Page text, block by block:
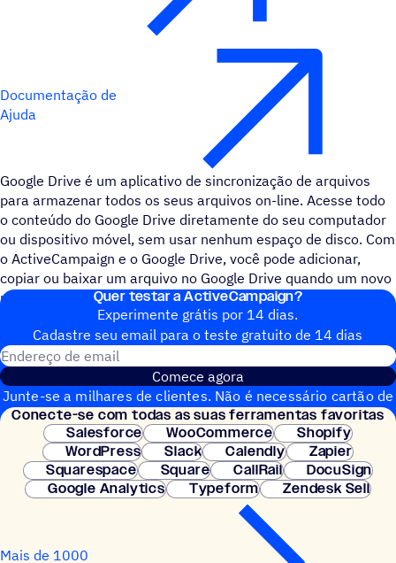
Documentação de
Ajuda
Google Drive é um aplicativo de sincronização de arquivos
para armazenar todos os seus arquivos on-line. Acesse todo
o conteúdo do Google Drive diretamente do seu computador
ou dispositivo móvel, sem usar nenhum espaço de disco. Com
o ActiveCampaign e o Google Drive, você pode adicionar,
copiar ou baixar um arquivo no Google Drive quando um novo
negócio for criado na ActiveCampaign.
Quer testar a ActiveCampaign?
Experimente grátis por 14 dias.
Cadastre seu email para o teste gratuito de 14 dias
Comece agora
Junte-se a milhares de clientes. Não é necessário cartão de
crédito. Configuração instantânea.
Conecte-se com todas as suas ferramentas favoritas
Salesforce
WooCommerce
Shopify
WordPress
Slack Calendly
Zapier
Squarespace
Square CallRail
DocuSign
Google Analytics
Typeform Zendesk Sell
Mais de 1000